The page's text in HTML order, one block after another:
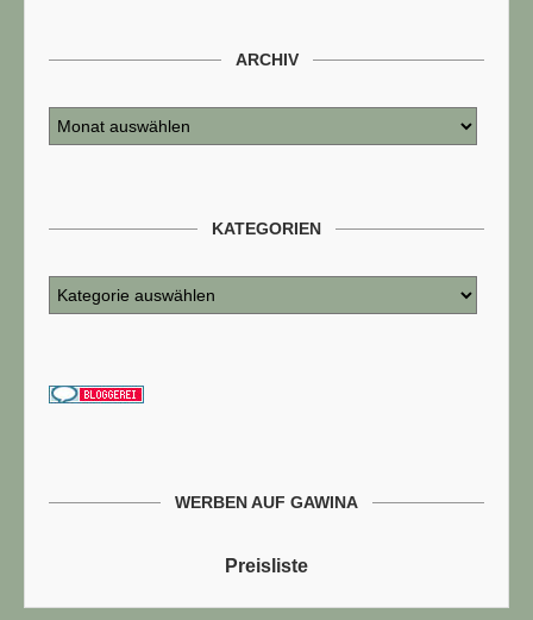
ARCHIV
KATEGORIEN
WERBEN AUF GAWINA
Preisliste